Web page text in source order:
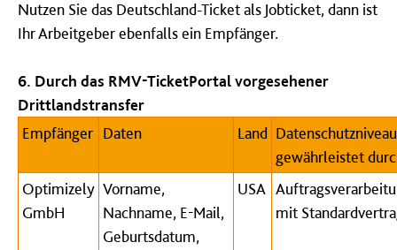
Nutzen Sie das Deutschland-Ticket als Jobticket, dann ist
Ihr Arbeitgeber ebenfalls ein Empfänger.
6. Durch das RMV-TicketPortal vorgesehener
Drittlandstransfer
Empfänger Daten Land Datenschutzniveau
gewährleistet
Optimizely
GmbH
Vorname,
Nachname, E-Mail,
Geburtsdatum,
USA
mit